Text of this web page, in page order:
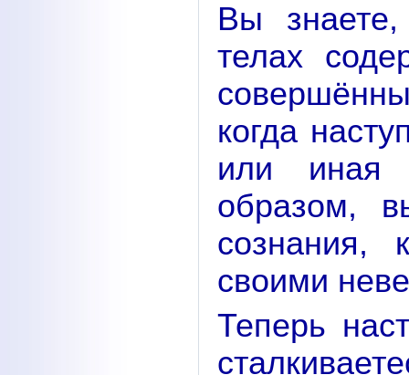
Вы знаете,
телах
когда
или иная
образом,
сознания,
своими
Теперь